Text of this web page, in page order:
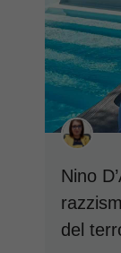
Nino
del